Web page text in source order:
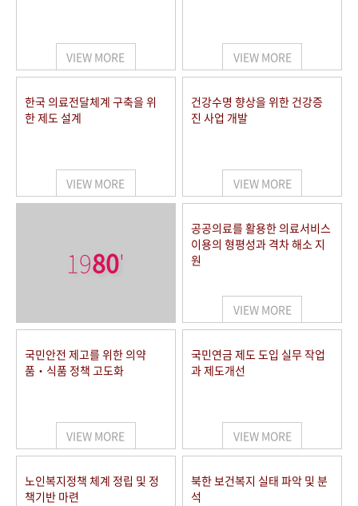
VIEW MORE VIEW MORE
한국 의료전달체계 구축을 위
한 제도 설계
VIEW MORE
건강수명 향상을 위한 건강증
진 사업 개발
VIEW MORE
1980'
공공의료를 활용한 의료서비스
이용의 형평성과 격차 해소 지
원
VIEW MORE
국민안전 제고를 위한 의약
품‧식품 정책 고도화
VIEW MORE
국민연금 제도 도입 실무 작업
과 제도개선
VIEW MORE
노인복지정책 체계 정립 및 정
책기반 마련
북한 보건복지 실태 파악 및 분
석